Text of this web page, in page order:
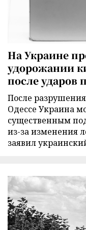
На Украине
удорожании
после ударов
После
Одессе Украина
существенным
из-за изменения
заявил